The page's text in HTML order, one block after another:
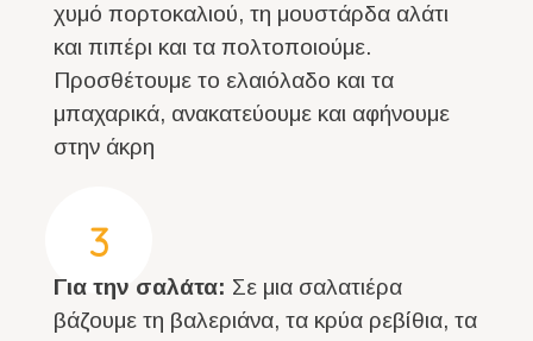
χυμό πορτοκαλιού, τη μουστάρδα αλάτι
και πιπέρι και τα πολτοποιούμε.
Προσθέτουμε το ελαιόλαδο και τα
μπαχαρικά, ανακατεύουμε και αφήνουμε
στην άκρη
3
Για την σαλάτα: Σε μια σαλατιέρα
βάζουμε τη βαλεριάνα, τα κρύα ρεβίθια, τα